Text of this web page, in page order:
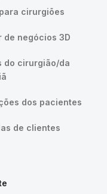
cirurgiões
de negócios 3D
do cirurgião/da
dos pacientes
de clientes